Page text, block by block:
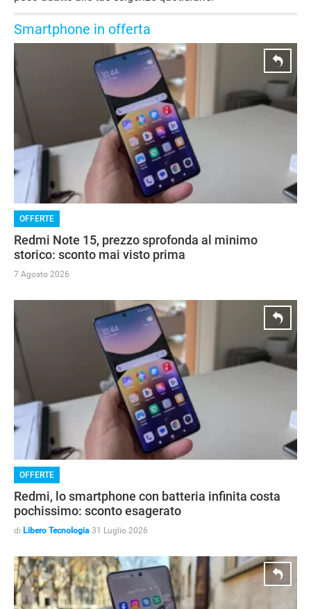
STREAMING E SERIE TV
Smartphone in offerta
OFFERTE
Redmi Note 15, prezzo sprofonda al minimo
storico: sconto mai visto prima
7 Agosto 2026
OFFERTE
Redmi, lo smartphone con batteria infinita costa
pochissimo: sconto esagerato
di Libero Tecnologia 31 Luglio 2026